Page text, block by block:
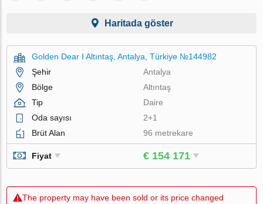
Haritada göster
Golden Dear I Altıntaş, Antalya, Türkiye №144982
Şehir
Antalya
Bölge
Altıntaş
Tip
Daire
Oda sayısı
2+1
Brüt Alan
96 metrekare
Fiyat € 154 171
The property may have been sold or its price changed